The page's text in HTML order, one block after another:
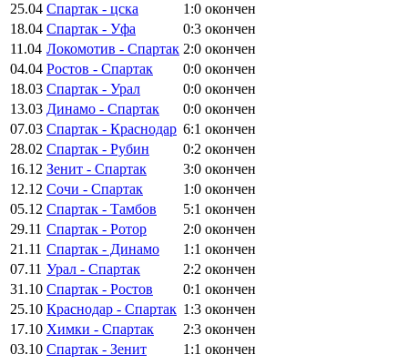
25.04 Спартак - цска 1:0 окончен
18.04 Спартак - Уфа 0:3 окончен
11.04 Локомотив - Спартак 2:0 окончен
04.04 Ростов - Спартак 0:0 окончен
18.03 Спартак - Урал 0:0 окончен
13.03 Динамо - Спартак 0:0 окончен
07.03 Спартак - Краснодар 6:1 окончен
28.02 Спартак - Рубин 0:2 окончен
16.12 Зенит - Спартак 3:0 окончен
12.12 Сочи - Спартак 1:0 окончен
05.12 Спартак - Тамбов 5:1 окончен
29.11 Спартак - Ротор 2:0 окончен
21.11 Спартак - Динамо 1:1 окончен
07.11 Урал - Спартак 2:2 окончен
31.10 Спартак - Ростов 0:1 окончен
25.10 Краснодар - Спартак 1:3 окончен
17.10 Химки - Спартак 2:3 окончен
03.10 Спартак - Зенит 1:1 окончен